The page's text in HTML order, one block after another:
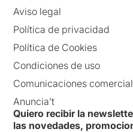
Aviso legal
Política de privacidad
Política de Cookies
Condiciones de uso
Comunicaciones
Anuncia’t
Quiero recibir la
las novedades,